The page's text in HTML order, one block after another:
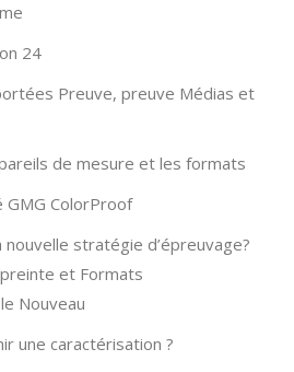
24
Preuve, preuve Médias et
de mesure et les formats
GMG ColorProof
stratégie d’épreuvage?
et Formats
Nouveau
une caractérisation ?